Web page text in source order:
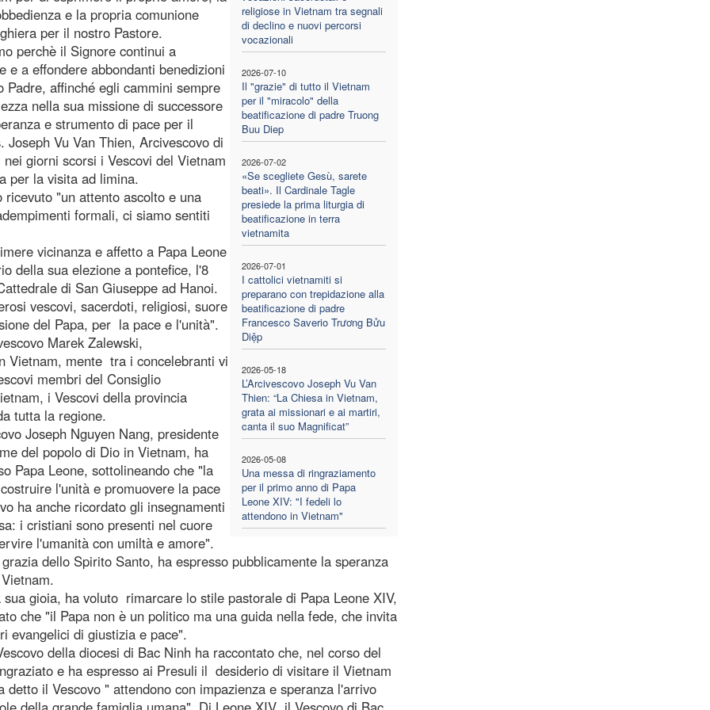
religiose in Vietnam tra segnali
di declino e nuovi percorsi
vocazionali
2026-07-10
Il "grazie" di tutto il Vietnam
per il "miracolo" della
beatificazione di padre Truong
Buu Diep
2026-07-02
«Se scegliete Gesù, sarete
beati». Il Cardinale Tagle
presiede la prima liturgia di
beatificazione in terra
vietnamita
2026-07-01
I cattolici vietnamiti si
preparano con trepidazione alla
beatificazione di padre
Francesco Saverio Trương Bửu
Diệp
2026-05-18
L’Arcivescovo Joseph Vu Van
Thien: “La Chiesa in Vietnam,
grata ai missionari e ai martiri,
canta il suo Magnificat”
2026-05-08
Una messa di ringraziamento
per il primo anno di Papa
Leone XIV: "I fedeli lo
attendono in Vietnam"
e la propria comunione
per il nostro Pastore.
perchè il Signore continui a
e a effondere abbondanti benedizioni
Padre, affinché egli cammini sempre
nella sua missione di successore
e strumento di pace per il
Vu Van Thien, Arcivescovo di
giorni scorsi i Vescovi del Vietnam
per la visita ad limina.
"un attento ascolto e una
formali, ci siamo sentiti
vicinanza e affetto a Papa Leone
della sua elezione a pontefice, l'8
di San Giuseppe ad Hanoi.
vescovi, sacerdoti, religiosi, suore
del Papa, per la pace e l'unità".
Marek Zalewski,
Vietnam, mente tra i concelebranti vi
membri del Consiglio
i Vescovi della provincia
tutta la regione.
Joseph Nguyen Nang, presidente
del popolo di Dio in Vietnam, ha
Papa Leone, sottolineando che "la
l'unità e promuovere la pace
ha anche ricordato gli insegnamenti
i cristiani sono presenti nel cuore
l'umanità con umiltà e amore".
dello Spirito Santo, ha espresso pubblicamente la speranza
gioia, ha voluto rimarcare lo stile pastorale di Papa Leone XIV,
che "il Papa non è un politico ma una guida nella fede, che invita
evangelici di giustizia e pace".
della diocesi di Bac Ninh ha raccontato che, nel corso del
e ha espresso ai Presuli il desiderio di visitare il Vietnam
il Vescovo " attendono con impazienza e speranza l'arrivo